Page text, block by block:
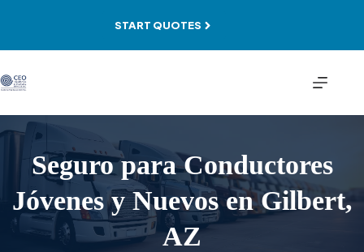
START QUOTES
Seguro para Conductores
Jóvenes y Nuevos en Gilbert,
AZ